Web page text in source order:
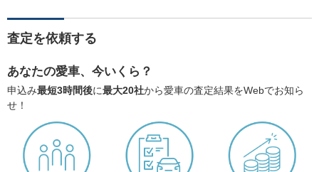
査定を依頼する
あなたの愛車、今いくら？
申込み最短3時間後に最大20社から愛車の査定結果をWebでお知ら
せ！